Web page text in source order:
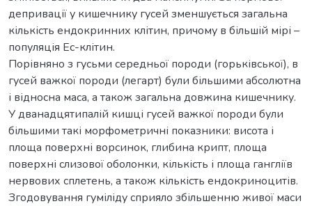
депривації у кишечнику гусей зменшується загальна
кількість ендокринних клітин, причому в більшій мірі –
популяція Ес-клітин.
Порівняно з гусьми середньої породи (горьківської), в
гусей важкої породи (легарт) були більшими абсолютна
і відносна маса, а також загальна довжина кишечнику.
У дванадцятипалій кишці гусей важкої породи були
більшими такі морфометричні показники: висота і
площа поверхні ворсинок, глибина крипт, площа
поверхні слизової оболонки, кількість і площа гангліїв
нервових сплетень, а також кількість ендокриноцитів.
Згодовування гуміліду сприяло збільшенню живої маси